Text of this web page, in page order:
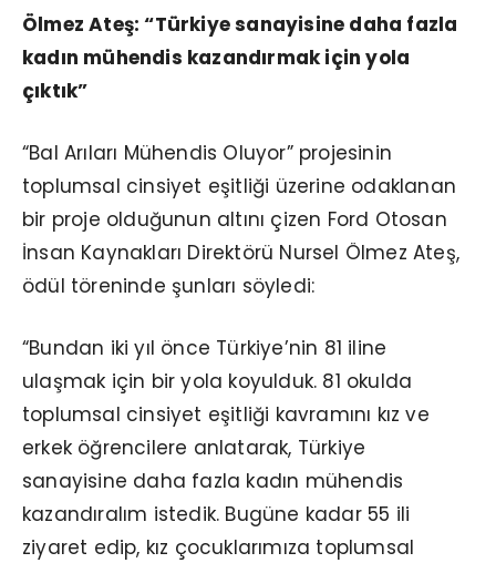
Ölmez Ateş: “Türkiye sanayisine daha fazla
kadın mühendis kazandırmak için yola
çıktık”
“Bal Arıları Mühendis Oluyor” projesinin
toplumsal cinsiyet eşitliği üzerine odaklanan
bir proje olduğunun altını çizen Ford Otosan
İnsan Kaynakları Direktörü Nursel Ölmez Ateş,
ödül töreninde şunları söyledi:
“Bundan iki yıl önce Türkiye’nin 81 iline
ulaşmak için bir yola koyulduk. 81 okulda
toplumsal cinsiyet eşitliği kavramını kız ve
erkek öğrencilere anlatarak, Türkiye
sanayisine daha fazla kadın mühendis
kazandıralım istedik. Bugüne kadar 55 ili
ziyaret edip, kız çocuklarımıza toplumsal